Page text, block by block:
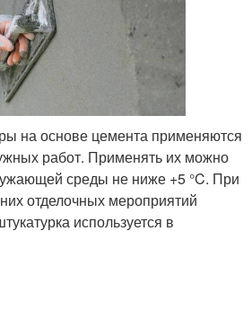
на основе цемента применяются
работ. Применять их можно
среды не ниже +5 °C. При
отделочных мероприятий
используется в